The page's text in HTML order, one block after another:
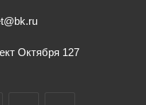
Октября 127